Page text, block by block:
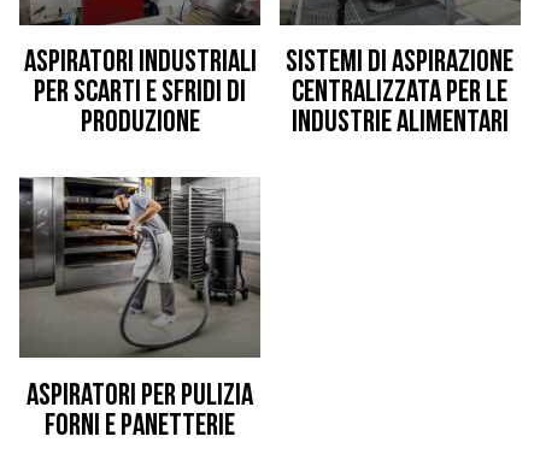
Aspiratori industriali
per scarti e sfridi di
produzione
Sistemi di aspirazione
centralizzata per le
industrie alimentari
Aspiratori per pulizia
forni e panetterie